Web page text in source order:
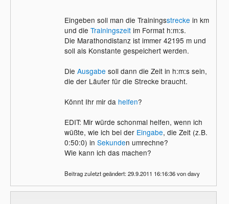
		//Eingabe
		Console.print("Trainingsstrecke= ");
		M_Strecke=Console.readDouble();
		//Verarbeitung
		M_Sekunden = (int) (M_Strecke*4,2195);
			}
Eingeben soll man die Trainingsstrecke in km
und die Trainingszeitim Format h:m:s.
Die Marathondistanz ist immer 42195 m und
soll als Konstante gespeichert werden.
Die Ausgabe soll dann die Zeit in h:m:s sein,
die der Läufer für die Strecke braucht.
Könnt Ihr mir da helfen?
EDIT: Mir würde schonmal helfen, wenn ich
wüßte, wie ich bei der Eingabe, die Zeit (z.B.
0:50:0) in Sekunden umrechne?
Wie kann ich das machen?
Beitrag zuletzt geändert: 29.9.2011 16:16:36 von davy